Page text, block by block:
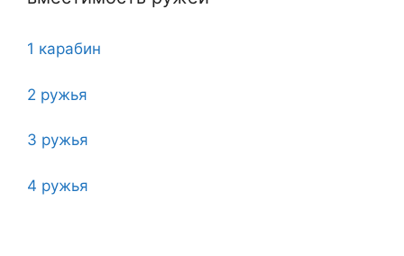
1 карабин
2 ружья
3 ружья
4 ружья